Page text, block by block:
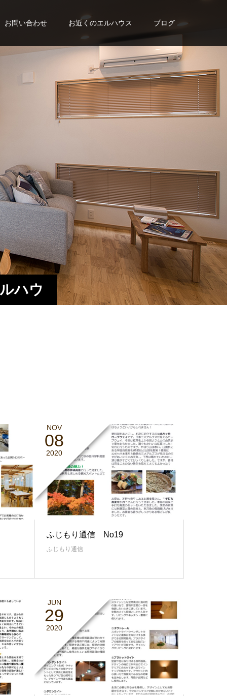
お問い合わせ お近くのエルハウス ブログ
ハウ
NOV
08
2020
ふじもり通信 No19
ふじもり通信
JUN
29
2020